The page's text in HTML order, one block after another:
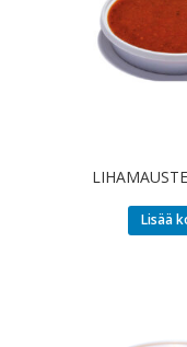
Lisää